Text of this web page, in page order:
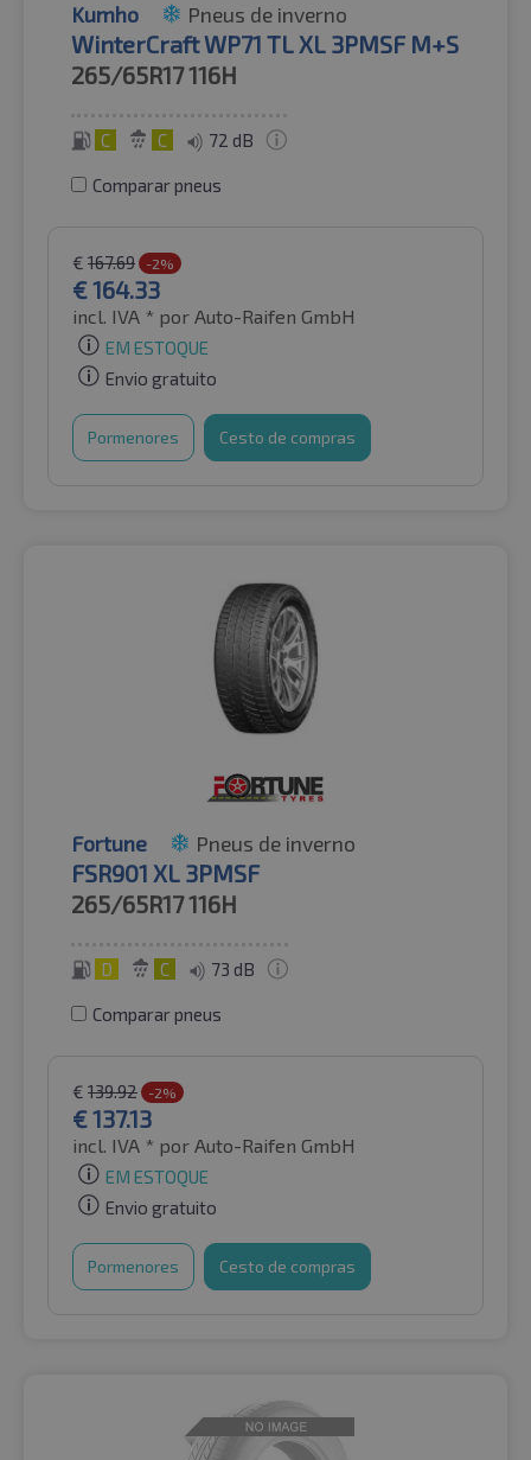
Kumho Pneus de inverno
WinterCraft WP71 TL XL 3PMSF M+S
265/65R17116H
C C 72 dB
Comparar pneus
€ 167.69 -2%
€164.33
incl. IVA * por Auto-Raifen GmbH
EM ESTOQUE
Envio gratuito
Pormenores Cesto de compras
Fortune Pneus de inverno
FSR901 XL 3PMSF
265/65R17116H
D C 73 dB
Comparar pneus
€ 139.92 -2%
€137.13
incl. IVA * por Auto-Raifen GmbH
EM ESTOQUE
Envio gratuito
Pormenores Cesto de compras